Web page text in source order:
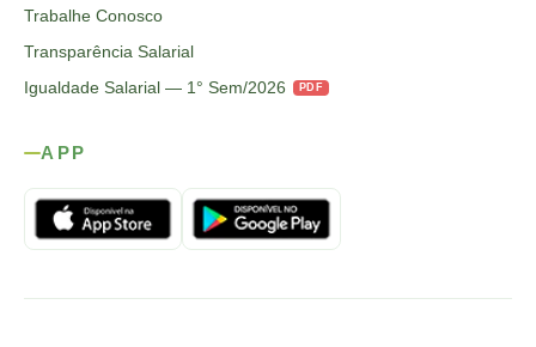
Trabalhe Conosco
Transparência Salarial
Igualdade Salarial — 1° Sem/2026
PDF
APP